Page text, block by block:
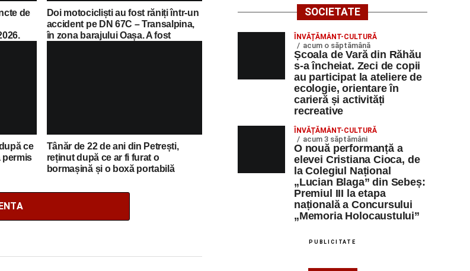
de
Doi motocicliști au fost răniți într-un
accident pe DN 67C – Transalpina,
în zona barajului Oașa. A fost
ce
permis
Tânăr de 22 de ani din Petrești,
reținut după ce ar fi furat o
bormașină și o boxă portabilă
SOCIETATE
ÎNVĂȚĂMÂNT-CULTURĂ
acum o săptămână
Școala de Vară din Răhău
s-a încheiat. Zeci de copii
au participat la ateliere de
ecologie, orientare în
carieră și activități
recreative
ÎNVĂȚĂMÂNT-CULTURĂ
acum 3 săptămâni
O nouă performanță a
elevei Cristiana Cioca, de
la Colegiul Național
„Lucian Blaga” din Sebeș:
Premiul III la etapa
națională a Concursului
„Memoria Holocaustului”
PUBLICITATE